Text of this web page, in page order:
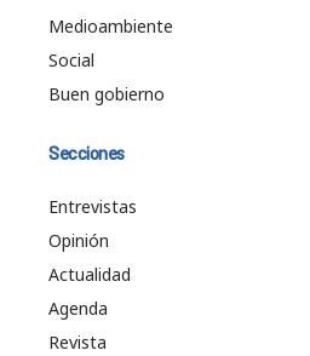
Medioambiente
Social
Buen gobierno
Secciones
Entrevistas
Opinión
Actualidad
Agenda
Revista